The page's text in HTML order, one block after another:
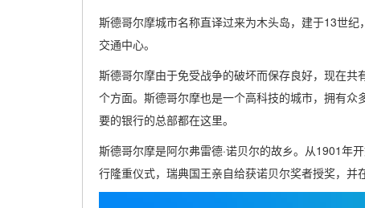
斯德哥尔摩城市名称直译过来为木头岛，建于13世
交通中心。
斯德哥尔摩由于免受战争的破坏而保存良好，现在
个方面。斯德哥尔摩也是一个高科技的城市，拥有
要的银行的总部都在这里。
斯德哥尔摩是阿尔弗雷德·诺贝尔的故乡。从1901年
行隆重仪式，瑞典国王亲自给获诺贝尔奖者授奖，并